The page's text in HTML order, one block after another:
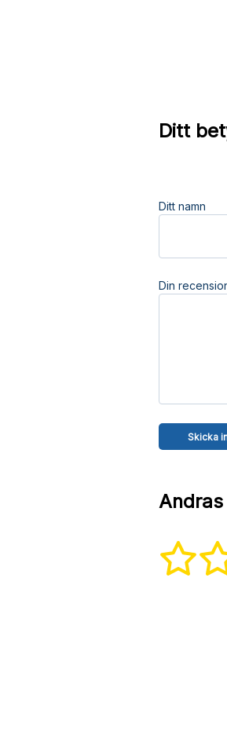
Ditt
Ditt namn
Din